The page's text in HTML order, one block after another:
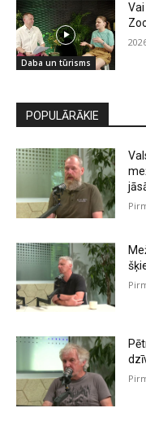
Daba un tūrisms
POPULĀRĀKIE